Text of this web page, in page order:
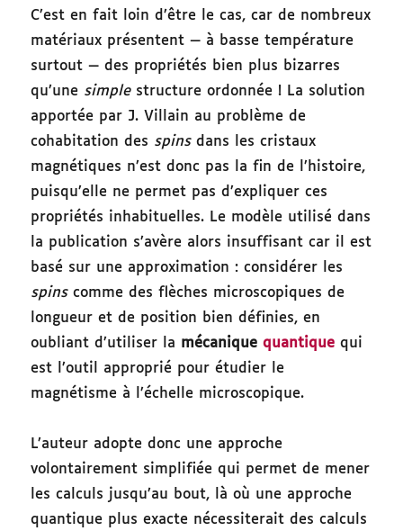
C’est en fait loin d’être le cas, car de nombreux
matériaux présentent — à basse température
surtout — des propriétés bien plus bizarres
qu’une simplestructure ordonnée ! La solution
apportée par J. Villain au problème de
cohabitation des spinsdans les cristaux
magnétiques n’est donc pas la fin de l’histoire,
puisqu’elle ne permet pas d’expliquer ces
propriétés inhabituelles. Le modèle utilisé dans
la publication s’avère alors insuffisant car il est
basé sur une approximation : considérer les
spinscomme des flèches microscopiques de
longueur et de position bien définies, en
oubliant d’utiliser la mécaniquequantique qui
est l’outil approprié pour étudier le
magnétisme à l’échelle microscopique.
L’auteur adopte donc une approche
volontairement simplifiée qui permet de mener
les calculs jusqu’au bout, là où une approche
quantique plus exacte nécessiterait des calculs